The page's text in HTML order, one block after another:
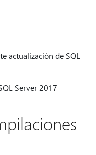
actualización de SQL
Server 2017